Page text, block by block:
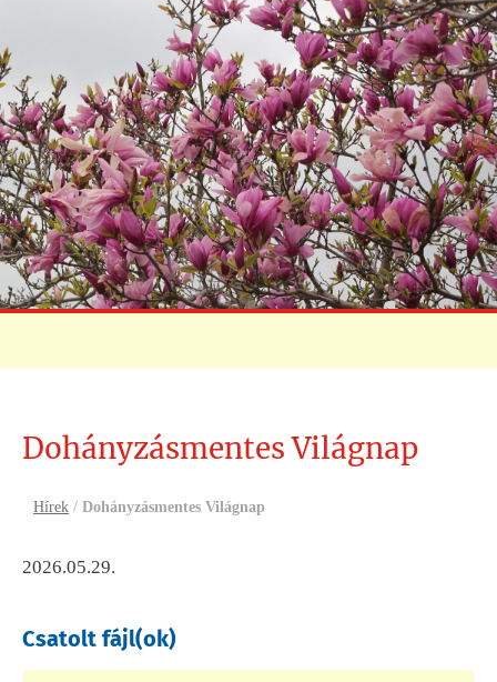
Dohányzásmentes Világnap
Hírek / Dohányzásmentes Világnap
2026.05.29.
Csatolt fájl(ok)